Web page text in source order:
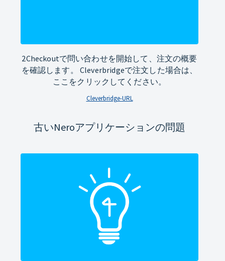
2Checkoutで問い合わせを開始して、注文の概要
を確認します。 Cleverbridgeで注文した場合は、
ここをクリックしてください。
Cleverbridge-URL
古いNeroアプリケーションの問題